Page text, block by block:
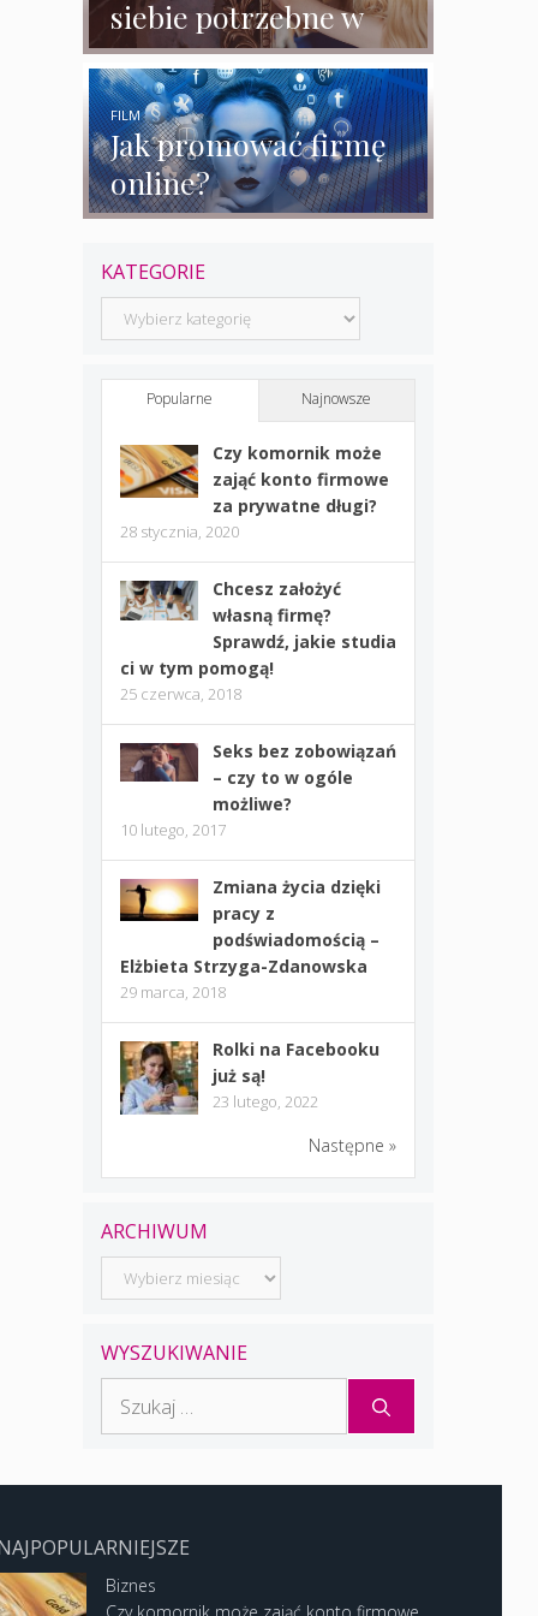
siebie potrzebne w
biznesie?
Jak promować firmę
online?
FILM
KATEGORIE
Kategorie
Popularne Najnowsze
Czy komornik może
zająć konto firmowe
za prywatne długi?
28 stycznia, 2020
Chcesz założyć
własną firmę?
Sprawdź, jakie studia
ci w tym pomogą!
25 czerwca, 2018
Seks bez zobowiązań
– czy to w ogóle
możliwe?
10 lutego, 2017
Zmiana życia dzięki
pracy z
podświadomością –
Elżbieta Strzyga-Zdanowska
29 marca, 2018
Rolki na Facebooku
już są!
23 lutego, 2022
Następne »
ARCHIWUM
Archiwum
WYSZUKIWANIE
Biznes